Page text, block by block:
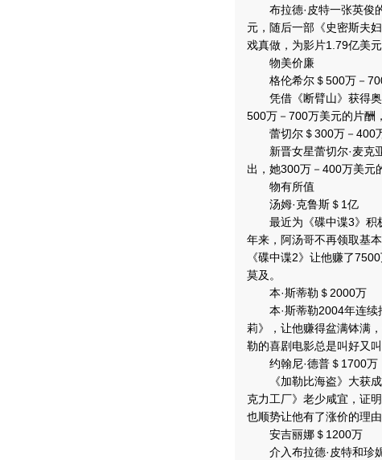
布拉德·皮特一张英俊的
元，随后一部《史密斯夫
戏真做，为影片1.79亿美
物美价廉
格伦希尔＄500万－
凭借《断臂山》获得奥
500万－700万美元的片酬
蕾切尔＄300万－400
新晋女星蕾切尔·麦克亚
出，她300万－400万美元
物有所值
汤姆·克鲁斯＄1亿
最近为《碟中谍3》积极
年来，阿汤哥不再领取基
《碟中谍2》让他赚了
莫及。
本·斯蒂勒＄2000万
本·斯蒂勒2004年连续
莉》，让他赚得盆满钵满
勒的喜剧电影总是叫好又叫
约翰尼·德普＄1700万
《加勒比海盗》大获成
克力工厂》老少咸宜，证
也顺势让他有了涨价的理由
安吉丽娜＄1200万
介入布拉德·皮特和珍妮